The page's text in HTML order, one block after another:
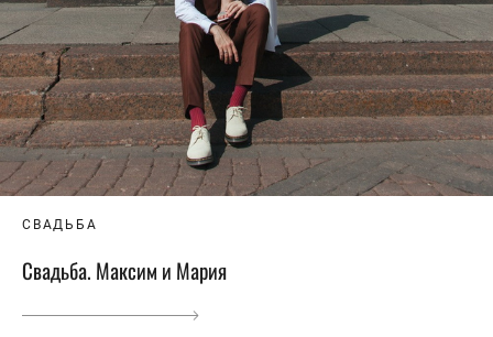
СВАДЬБА
Свадьба. Максим и Мария